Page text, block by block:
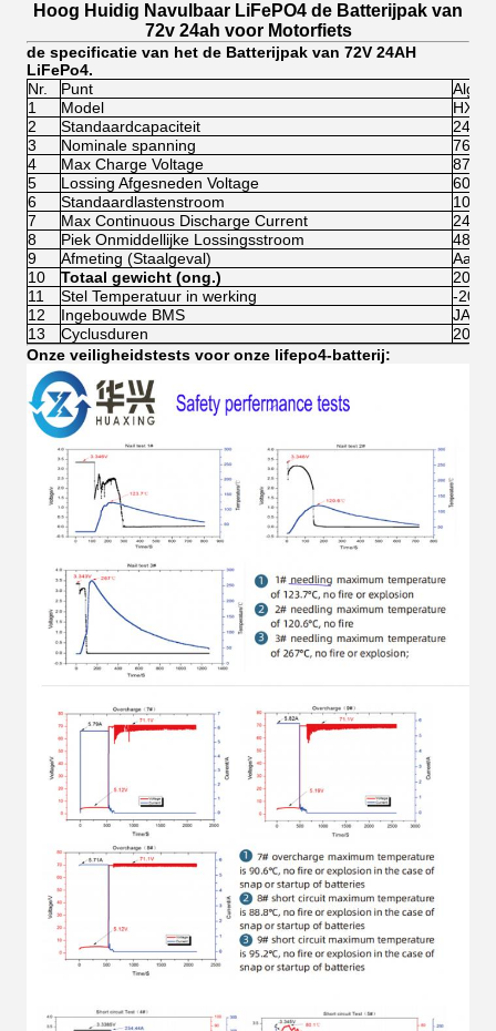
Hoog Huidig Navulbaar LiFePO4 de Batterijpak van
72v 24ah voor Motorfiets
de specificatie van het de Batterijpak van 72V 24AH
LiFePo4.
Nr.
Punt
1
Model
2
Standaardcapaciteit
24AH
3
Nominale spanning
76.8V
4
Max Charge Voltage
87.6V
5
Lossing Afgesneden Voltage
60V
6
Standaardlastenstroom
10A
7
Max Continuous Discharge Current
24A
8
Piek Onmiddellijke Lossingsstroom
48A
9
Afmeting (Staalgeval)
10
Totaal gewicht (ong.)
20kg
11
Stel Temperatuur in werking
-
12
Ingebouwde BMS
JA
13
Cyclusduren
2000
Onze veiligheidstests voor onze lifepo4-batterij: